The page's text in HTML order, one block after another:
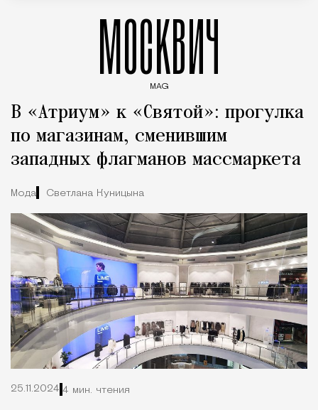
МОСКВИЧ
MAG
В «Атриум» к «Святой»: прогулка
по магазинам, сменившим
западных флагманов массмаркета
Мода Светлана Куницына
25.11.2024 4 мин. чтения